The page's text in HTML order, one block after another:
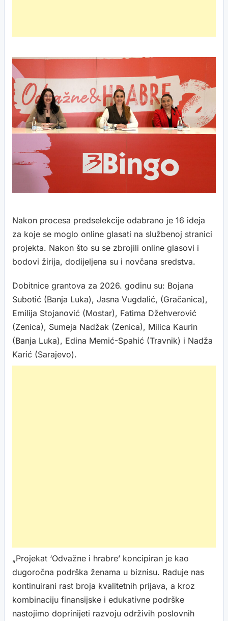
Nakon procesa predselekcije odabrano je 16 ideja
za koje se moglo online glasati na službenoj stranici
projekta. Nakon što su se zbrojili online glasovi i
bodovi žirija, dodijeljena su i novčana sredstva.
Dobitnice grantova za 2026. godinu su: Bojana
Subotić (Banja Luka), Jasna Vugdalić, (Gračanica),
Emilija Stojanović (Mostar), Fatima Džehverović
(Zenica), Sumeja Nadžak (Zenica), Milica Kaurin
(Banja Luka), Edina Memić-Spahić (Travnik) i Nadža
Karić (Sarajevo).
„Projekat ‘Odvažne i hrabre’ koncipiran je kao
dugoročna podrška ženama u biznisu. Raduje nas
kontinuirani rast broja kvalitetnih prijava, a kroz
kombinaciju finansijske i edukativne podrške
nastojimo doprinijeti razvoju održivih poslovnih